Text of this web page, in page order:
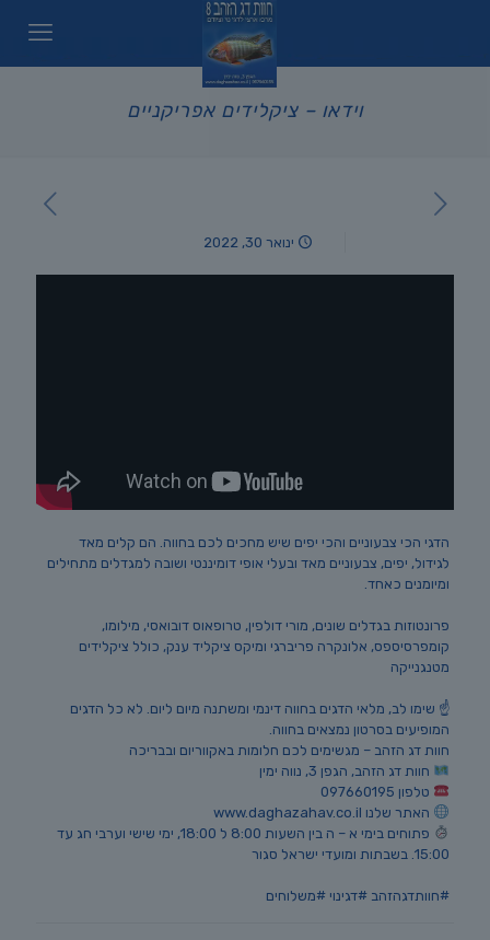
וידאו – ציקלידים אפריקניים
ינואר 30, 2022
הדגי הכי צבעוניים והכי יפים שיש מחכים לכם בחווה. הם קלים מאד
לגידול, יפים, צבעוניים מאד ובעלי אופי דומיננטי ושובה למגדלים מתחילים
ומיומנים כאחד.
פרונטוזות בגדלים שונים, מורי דולפין, טרופאוס דובואסי, מילומו,
קומפרסיספס, אלונקרה פריברגי ומיקס ציקליד ענק, כולל ציקלידים
מטנגנייקה
☝️ שימו לב, מלאי הדגים בחווה דינמי ומשתנה מיום ליום. לא כל הדגים
המופיעים בסרטון נמצאים בחווה.
חוות דג הזהב – מגשימים לכם חלומות באקווריום ובבריכה
חוות דג הזהב, הגפן 3, נווה ימין
טלפון 097660195
האתר שלנו www.daghazahav.co.il
פתוחים בימי א – ה בין השעות 8:00 ל 18:00, ימי שישי וערבי חג עד
15:00. בשבתות ומועדי ישראל סגור
#חוותדגהזהב #דגינוי #משלוחים